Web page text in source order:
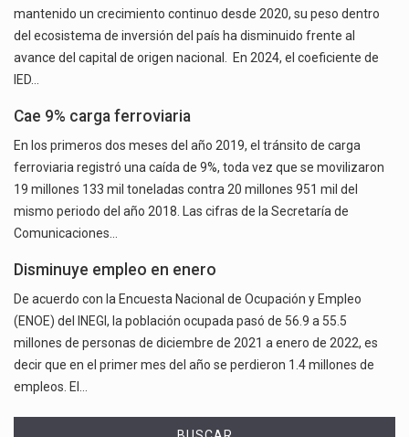
mantenido un crecimiento continuo desde 2020, su peso dentro
del ecosistema de inversión del país ha disminuido frente al
avance del capital de origen nacional. En 2024, el coeficiente de
IED…
Cae 9% carga ferroviaria
En los primeros dos meses del año 2019, el tránsito de carga
ferroviaria registró una caída de 9%, toda vez que se movilizaron
19 millones 133 mil toneladas contra 20 millones 951 mil del
mismo periodo del año 2018. Las cifras de la Secretaría de
Comunicaciones…
Disminuye empleo en enero
De acuerdo con la Encuesta Nacional de Ocupación y Empleo
(ENOE) del INEGI, la población ocupada pasó de 56.9 a 55.5
millones de personas de diciembre de 2021 a enero de 2022, es
decir que en el primer mes del año se perdieron 1.4 millones de
empleos. El…